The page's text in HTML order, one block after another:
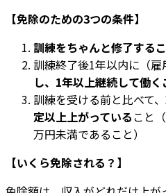
【免除のための3つの条件】
訓練をちゃんと修了する
訓練終了後1年以内に（雇
し、1年以上継続して働く
訓練を受ける前と比べて、
定以上上がっていること
万円未満であること）
【いくら免除される？】